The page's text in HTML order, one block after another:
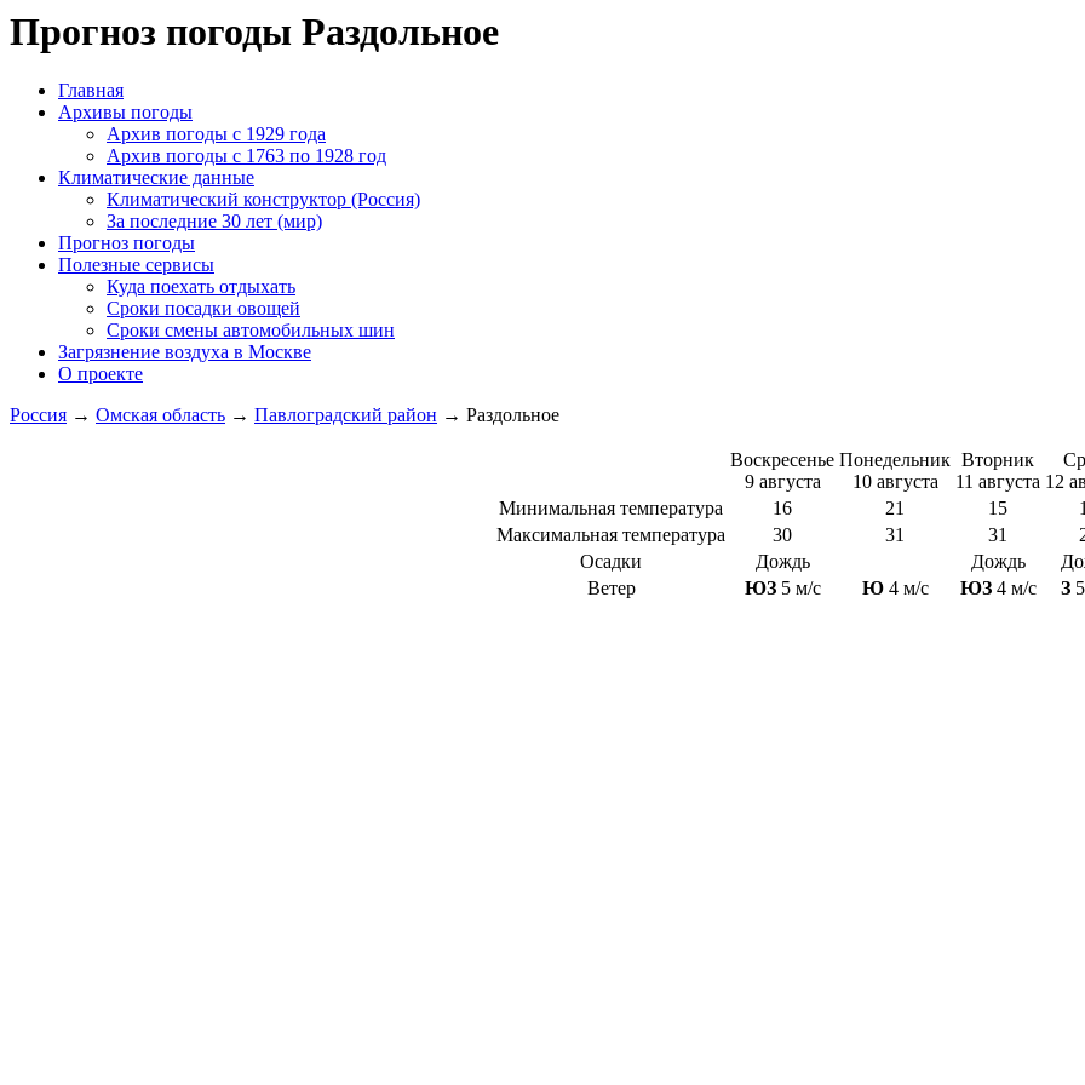
Прогноз погоды Раздольное
Главная
Архивы погоды
Архив погоды c 1929 года
Архив погоды c 1763 по 1928 год
Климатические данные
Климатический конструктор (Россия)
За последние 30 лет (мир)
Прогноз погоды
Полезные сервисы
Куда поехать отдыхать
Сроки посадки овощей
Сроки смены автомобильных шин
Загрязнение воздуха в Москве
О проекте
Россия → Омская область → Павлоградский район → Раздольное
Воскресенье
9 августа
Понедельник
10 августа
Вторник
11 августа 12
Минимальная температура
16 21 15
Максимальная температура
30 31 31
Осадки
Дождь Дождь
Ветер
ЮЗ5 м/с Ю4 м/с ЮЗ4 м/с З